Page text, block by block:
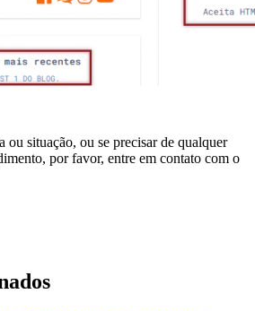
ou situação, ou se precisar de qualquer
por favor, entre em contato com o